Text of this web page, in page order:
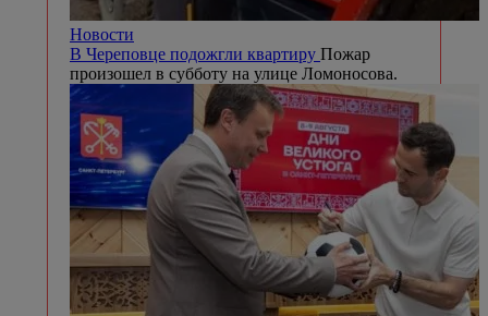
Новости
В Череповце подожгли квартиру Пожар
произошел в субботу на улице Ломоносова.